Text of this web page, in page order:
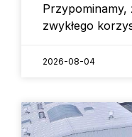
Przypominamy,
zwykłego
2026-08-04